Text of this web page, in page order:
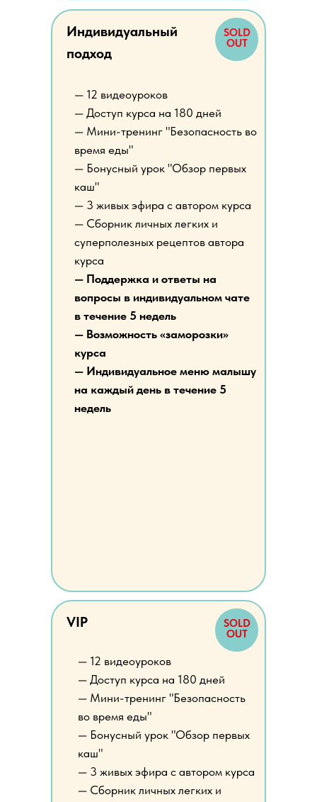
— 12 видеоуроков
— Доступ курса на 180 дней
— Мини-тренинг "Безопасность
во время еды"
— Бонусный урок "Обзор первых
каш"
— 3 живых эфира с автором курса
— Сборник личных легких и
SOLD
OUT
VIP
— 12 видеоуроков
— Доступ курса на 180 дней
— Мини-тренинг "Безопасность во
время еды"
— Бонусный урок "Обзор первых
каш"
— 3 живых эфира с автором курса
— Сборник личных легких и
суперполезных рецептов автора
курса
— Поддержка и ответы на
вопросы в индивидуальном чате
в течение 5 недель
— Возможность «заморозки»
курса
— Индивидуальное меню малышу
на каждый день в течение 5
недель
SOLD
OUT
Индивидуальный
подход